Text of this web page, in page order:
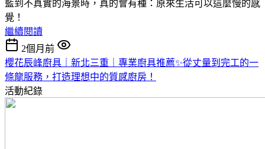
藍到不真實的海景時，真的會有種： 原來生活可以這麼慢的感
覺！
繼續閱讀
2個月前
櫻花辰峰廚具｜新北三重｜專業廚具推薦✨從丈量到完工的一
條龍服務，打造理想中的質感廚房！
活動紀錄